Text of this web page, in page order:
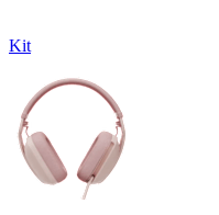
Kit